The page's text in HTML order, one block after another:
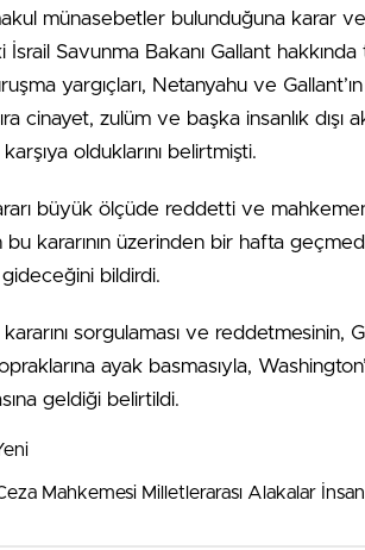
münasebetler bulunduğuna karar
Savunma Bakanı Gallant hakkında
yargıçları, Netanyahu ve
cinayet, zulüm ve başka insanlık dışı
olduklarını belirtmişti.
büyük ölçüde reddetti ve
bu kararının üzerinden bir hafta
gideceğini bildirdi.
sorgulaması ve reddetmesinin,
ayak basmasıyla,
geldiği belirtildi.
Mahkemesi Milletlerarası Alakalar